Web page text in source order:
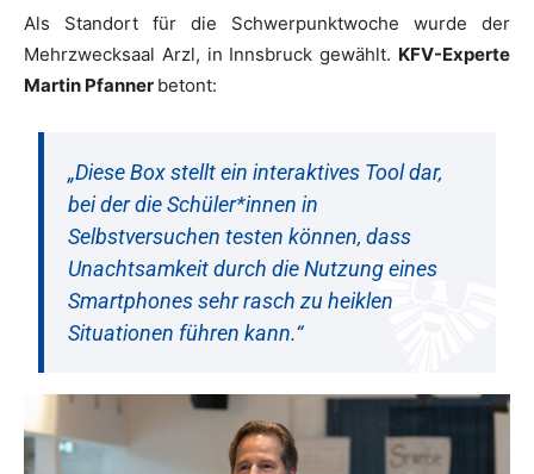
Als Standort für die Schwerpunktwoche wurde der
Mehrzwecksaal Arzl, in Innsbruck gewählt. KFV-Experte
Martin Pfanner betont:
„Diese Box stellt ein interaktives Tool dar,
bei der die Schüler*innen in
Selbstversuchen testen können, dass
Unachtsamkeit durch die Nutzung eines
Smartphones sehr rasch zu heiklen
Situationen führen kann.“